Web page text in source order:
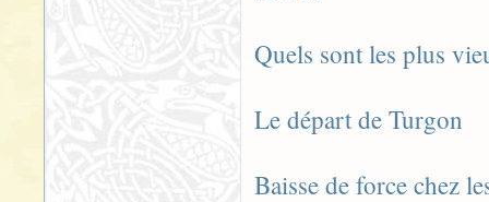
Quels sont les plus
Le départ de Turgon
Baisse de force chez